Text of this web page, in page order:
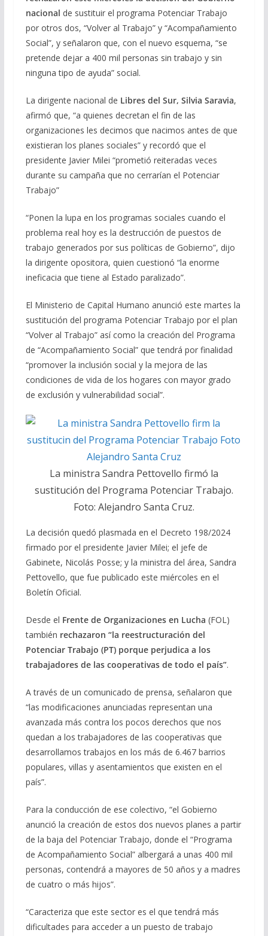
nacional de sustituir el programa Potenciar Trabajo
por otros dos, “Volver al Trabajo” y “Acompañamiento
Social”, y señalaron que, con el nuevo esquema, “se
pretende dejar a 400 mil personas sin trabajo y sin
ninguna tipo de ayuda” social.
La dirigente nacional de Libres del Sur, Silvia Saravia,
afirmó que, “a quienes decretan el fin de las
organizaciones les decimos que nacimos antes de que
existieran los planes sociales” y recordó que el
presidente Javier Milei “prometió reiteradas veces
durante su campaña que no cerrarían el Potenciar
Trabajo”
“Ponen la lupa en los programas sociales cuando el
problema real hoy es la destrucción de puestos de
trabajo generados por sus políticas de Gobierno”, dijo
la dirigente opositora, quien cuestionó “la enorme
ineficacia que tiene al Estado paralizado”.
El Ministerio de Capital Humano anunció este martes la
sustitución del programa Potenciar Trabajo por el plan
“Volver al Trabajo” así como la creación del Programa
de “Acompañamiento Social” que tendrá por finalidad
“promover la inclusión social y la mejora de las
condiciones de vida de los hogares con mayor grado
de exclusión y vulnerabilidad social”.
La ministra Sandra Pettovello firmó la
sustitución del Programa Potenciar Trabajo.
Foto: Alejandro Santa Cruz.
La decisión quedó plasmada en el Decreto 198/2024
firmado por el presidente Javier Milei; el jefe de
Gabinete, Nicolás Posse; y la ministra del área, Sandra
Pettovello, que fue publicado este miércoles en el
Boletín Oficial.
Desde el Frente de Organizaciones en Lucha (FOL)
también rechazaron “la reestructuración del
Potenciar Trabajo (PT) porque perjudica a los
trabajadores de las cooperativas de todo el país”.
A través de un comunicado de prensa, señalaron que
“las modificaciones anunciadas representan una
avanzada más contra los pocos derechos que nos
quedan a los trabajadores de las cooperativas que
desarrollamos trabajos en los más de 6.467 barrios
populares, villas y asentamientos que existen en el
país”.
Para la conducción de ese colectivo, “el Gobierno
anunció la creación de estos dos nuevos planes a partir
de la baja del Potenciar Trabajo, donde el “Programa
de Acompañamiento Social” albergará a unas 400 mil
personas, contendrá a mayores de 50 años y a madres
de cuatro o más hijos”.
“Caracteriza que este sector es el que tendrá más
dificultades para acceder a un puesto de trabajo